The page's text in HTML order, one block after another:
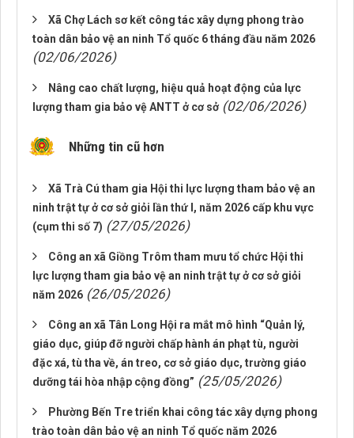
Xã Chợ Lách sơ kết công tác xây dựng phong trào
toàn dân bảo vệ an ninh Tổ quốc 6 tháng đầu năm 2026
(02/06/2026)
Nâng cao chất lượng, hiệu quả hoạt động của lực
lượng tham gia bảo vệ ANTT ở cơ sở (02/06/2026)
Những tin cũ hơn
Xã Trà Cú tham gia Hội thi lực lượng tham bảo vệ an
ninh trật tự ở cơ sở giỏi lần thứ I, năm 2026 cấp khu vực
(cụm thi số 7) (27/05/2026)
Công an xã Giồng Trôm tham mưu tổ chức Hội thi
lực lượng tham gia bảo vệ an ninh trật tự ở cơ sở giỏi
năm 2026 (26/05/2026)
Công an xã Tân Long Hội ra mắt mô hình “Quản lý,
giáo dục, giúp đỡ người chấp hành án phạt tù, người
đặc xá, tù tha về, án treo, cơ sở giáo dục, trường giáo
dưỡng tái hòa nhập cộng đồng” (25/05/2026)
Phường Bến Tre triển khai công tác xây dựng phong
trào toàn dân bảo vệ an ninh Tổ quốc năm 2026